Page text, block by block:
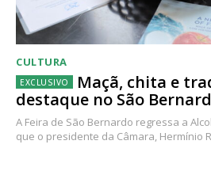
CULTURA
Maçã, chita e
destaque no São
A Feira de São Bernardo regressa a
que o presidente da Câmara, Hermínio